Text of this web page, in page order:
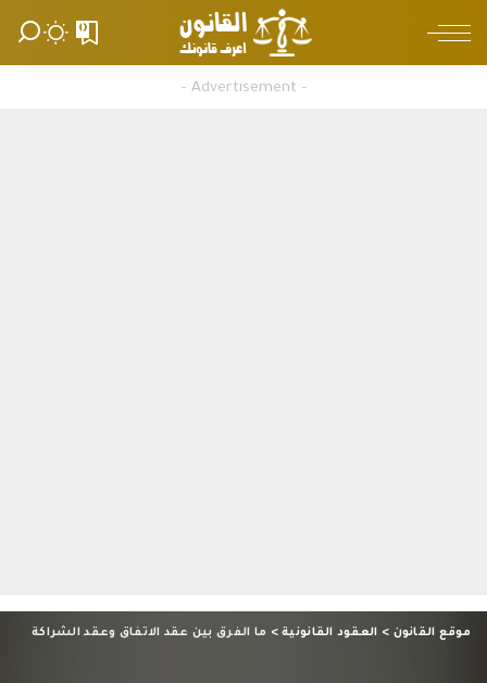
0
– Advertisement –
موقع القانون > العقود القانونية> ما الفرق بين عقد الاتفاق وعقد الشراكة